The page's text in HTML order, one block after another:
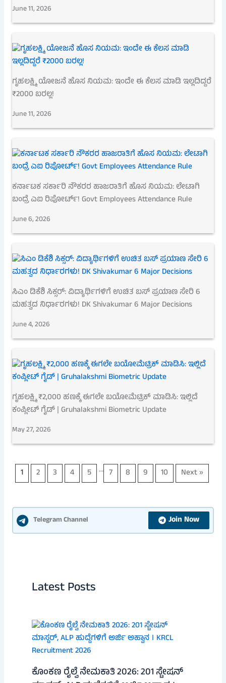
June 11, 2026
ಗೃಹಲಕ್ಷ್ಮಿ ಯೋಜನೆ ಹೊಸ ನಿಯಮ: ಇಂದೇ ಈ ಕೆಲಸ ಮಾಡಿ ಇಲ್ಲದಿದ್ದರೆ
₹2000 ಬರಲ್ಲ!
June 11, 2026
ಕರ್ನಾಟಕ ಸರ್ಕಾರಿ ನೌಕರರ ಹಾಜರಾತಿಗೆ ಹೊಸ ನಿಯಮ: ಲೇಟಾಗಿ
ಬಂದ್ರೆ ಎಐ ರಿಪೋರ್ಟ್! Govt Employees Attendance Rule
June 6, 2026
ಸಿಎಂ ಡಿಕೆಶಿ ಸಿಕ್ಸರ್: ವಿದ್ಯಾರ್ಥಿಗಳಿಗೆ ಉಚಿತ ಬಸ್ ಪ್ರಯಾಣ ಸೇರಿ 6
ಮಹತ್ವದ ನಿರ್ಧಾರಗಳು! DK Shivakumar 6 Major Decisions
June 4, 2026
ಗೃಹಲಕ್ಷ್ಮಿ ₹2,000 ಹಣಕ್ಕೆ ಈಗಲೇ ಬಯೋಮೆಟ್ರಿಕ್ ಮಾಡಿಸಿ: ಇಲ್ಲಿದೆ
ಕಂಪ್ಲೀಟ್ ಗೈಡ್ | Gruhalakshmi Biometric Update
May 27, 2026
1 2 3 4 5 … 7 8 9 10 Next »
Telegram Channel Join Now
Latest Posts
ಕೊಂಕಣ ರೈಲ್ವೆ ನೇಮಕಾತಿ 2026: 201 ಸ್ಟೇಷನ್